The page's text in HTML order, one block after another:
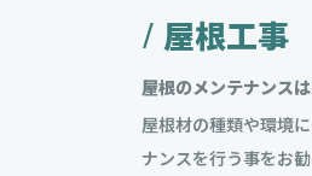
/ 屋根工事
屋根のメンテナンスは
屋根材の種類や環境
ナンスを行う事をお